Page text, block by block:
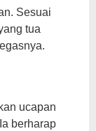
Sesuai
tua
ucapan
berharap